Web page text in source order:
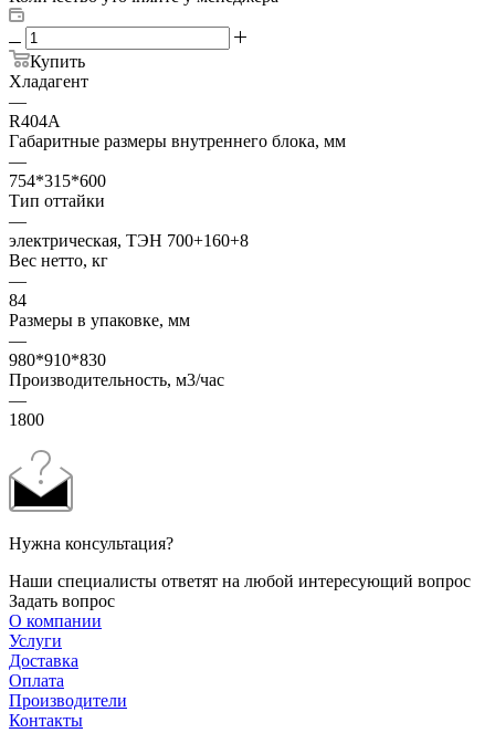
Купить
Хладагент
—
R404A
Габаритные размеры внутреннего блока, мм
—
754*315*600
Тип оттайки
—
электрическая, ТЭН 700+160+8
Вес нетто, кг
—
84
Размеры в упаковке, мм
—
980*910*830
Производительность, м3/час
—
1800
Нужна консультация?
Наши специалисты ответят на любой интересующий вопрос
Задать вопрос
О компании
Услуги
Доставка
Оплата
Производители
Контакты